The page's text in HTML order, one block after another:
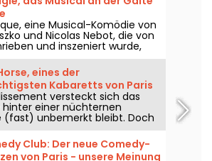
eine Musical-Komödie von
und Nicolas Nebot, die von
und inszeniert wurde,
23. Juni 2026 in die Gaîté
in Paris.eines der
Kabaretts von Paris
versteckt sich das
hinter einer nüchternen
(fast) unbemerkt bleibt. Doch
Eingangstür durchschritten
eine ganz andere Atmosphäre,
wunderbare Show aus Tanz,
Club: Der neue Comedy-
von Paris - unsere Meinung